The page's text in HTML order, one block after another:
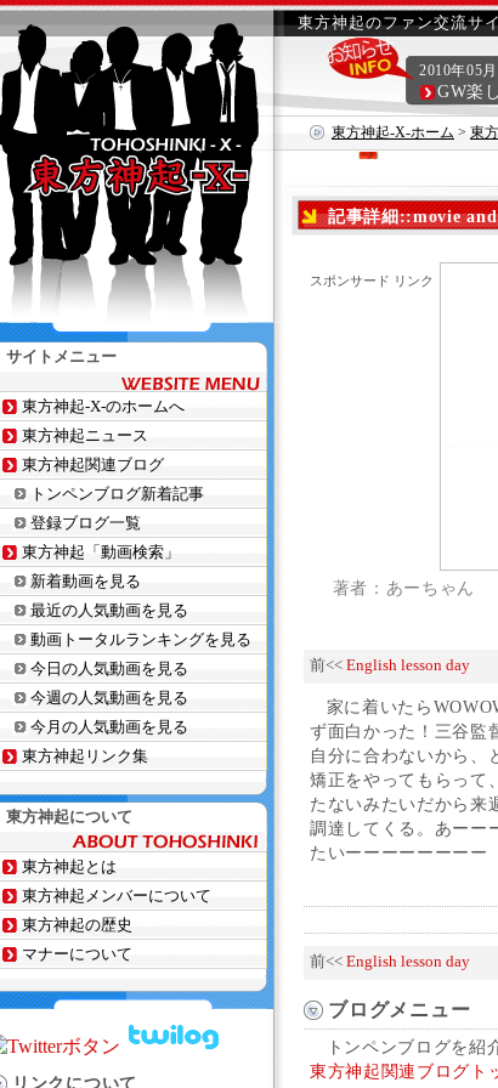
東方神起のファン交流サ
東方神起-X-ホーム > 東
2010年05月
GW楽
記事詳細::movie
スポンサード リンク
著者：あーちゃん
前<< English lesson day
家に着いたら
ず面白かった！三谷監
自分に合わないから、
矯正をやってもらって
たないみたいだから来
調達してくる。あーー
たいーーーーーーーー
前<< English lesson day
ブログメニュー
トンペンブログを紹
東方神起関連ブログト
サイトメニュー
東方神起-X-のホームへ
東方神起ニュース
東方神起関連ブログ
トンペンブログ新着記事
登録ブログ一覧
東方神起「動画検索」
新着動画を見る
最近の人気動画を見る
動画トータルランキングを見る
今日の人気動画を見る
今週の人気動画を見る
今月の人気動画を見る
東方神起リンク集
東方神起について
東方神起とは
東方神起メンバーについて
東方神起の歴史
マナーについて
リンクについて